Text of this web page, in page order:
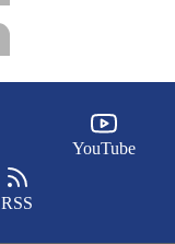
YouTube
RSS